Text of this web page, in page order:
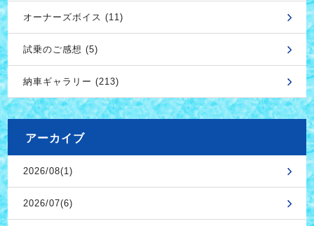
オーナーズボイス (11)
試乗のご感想 (5)
納車ギャラリー (213)
アーカイブ
2026/08(1)
2026/07(6)